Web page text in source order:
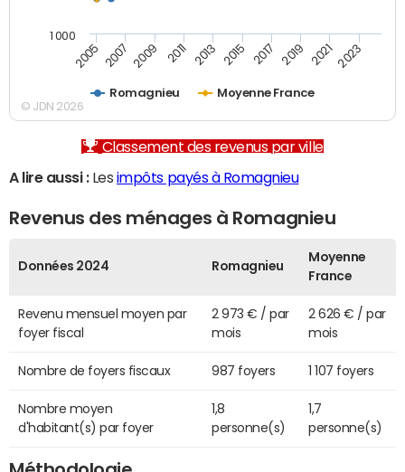
Romagnieu Moyenne France
2005 2007 2009 2011 2013 2015 2017 2019 2021 2023
1 000
© JDN 2026
Classement des revenus par ville
A lire aussi :Les impôts payés à Romagnieu
Revenus des ménages à Romagnieu
Données 2024 Romagnieu
Moyenne
France
Revenu mensuel moyen par
foyer fiscal
2 973 € / par
mois
2 626 € / par
mois
Nombre de foyers fiscaux 987 foyers 1 107 foyers
Nombre moyen
d'habitant(s) par foyer
1,8
personne(s)
1,7
personne(s)